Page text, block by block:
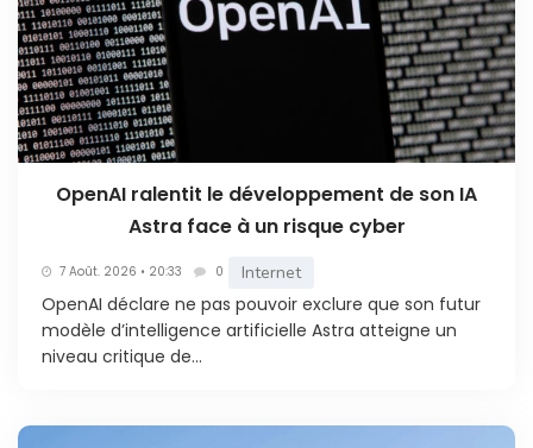
OpenAI ralentit le développement de son IA
Astra face à un risque cyber
7 Août. 2026 • 20:33 0 Internet
OpenAI déclare ne pas pouvoir exclure que son futur
modèle d’intelligence artificielle Astra atteigne un
niveau critique de...